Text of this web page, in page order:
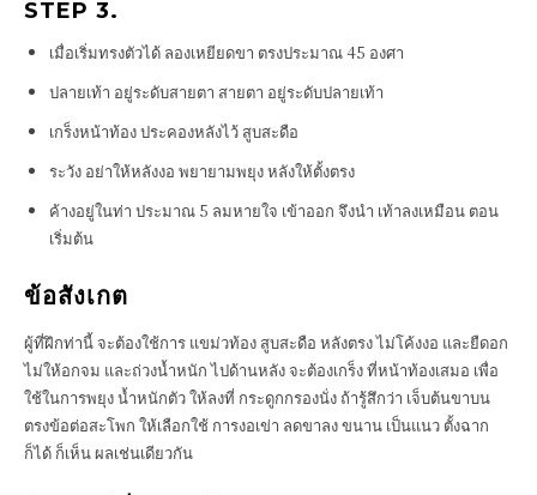
STEP 3.
เมื่อเริ่มทรงตัวได้ ลองเหยียดขา ตรงประมาณ 45 องศา
ปลายเท้า อยู่ระดับสายตา สายตา อยู่ระดับปลายเท้า
เกร็งหน้าท้อง ประคองหลังไว้ สูบสะดือ
ระวัง อย่าให้หลังงอ พยายามพยุง หลังให้ตั้งตรง
ค้างอยู่ในท่า ประมาณ 5 ลมหายใจ เข้าออก จึงนำ เท้าลงเหมือน ตอน
เริ่มต้น
ข้อสังเกต
ผู้ที่ฝึกท่านี้ จะต้องใช้การ แขม่วท้อง สูบสะดือ หลังตรง ไม่โค้งงอ และยืดอก
ไม่ให้อกจม และถ่วงน้ำหนัก ไปด้านหลัง จะต้องเกร็ง ที่หน้าท้องเสมอ เพื่อ
ใช้ในการพยุง น้ำหนักตัว ให้ลงที่ กระดูกกรองนั่ง ถ้ารู้สึกว่า เจ็บต้นขาบน
ตรงข้อต่อสะโพก ให้เลือกใช้ การงอเข่า ลดขาลง ขนาน เป็นแนว ตั้งฉาก
ก็ได้ ก็เห็น ผลเช่นเดียวกัน